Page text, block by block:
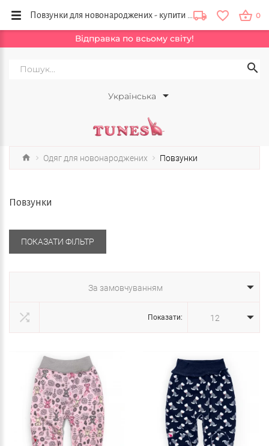
Відправка по всьому світу!
Українська
0
Одяг для новонароджених Повзунки
Повзунки
ПОКАЗАТИ ФІЛЬТР
За замовчуванням
Показати: 12